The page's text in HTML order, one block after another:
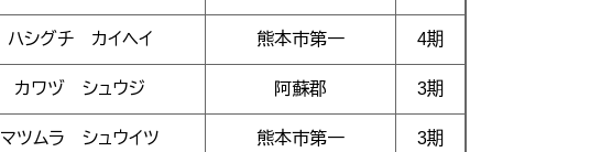
ハシグチ カイヘイ 熊本市第一 4期
カワヅ シュウジ 阿蘇郡 3期
マツムラ シュウイツ 熊本市第一 3期